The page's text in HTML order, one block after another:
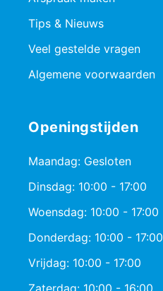
Tips & Nieuws
Veel gestelde vragen
Algemene voorwaarden
Openingstijden
Maandag: Gesloten
Dinsdag: 10:00 - 17:00
Woensdag: 10:00 - 17:00
Donderdag: 10:00 - 17:00
Vrijdag: 10:00 - 17:00